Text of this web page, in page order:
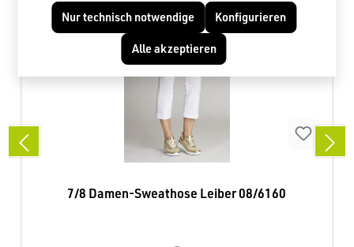
7/8 Damen-Sweathose Leiber 08/6160
Nur technisch notwendige Konfigurieren
Alle akzeptieren